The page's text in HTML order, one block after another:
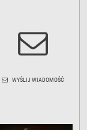
WYŚLIJ WIADOMOŚĆ